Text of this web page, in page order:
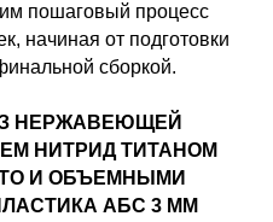
пошаговый процесс
начиная от подготовки
сборкой.
НЕРЖАВЕЮЩЕЙ
НИТРИД ТИТАНОМ
И ОБЪЕМНЫМИ
АБС 3 ММ